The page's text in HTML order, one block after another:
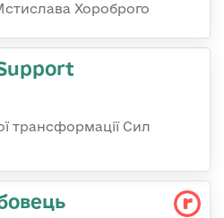
Хороброго
трансформації Сил